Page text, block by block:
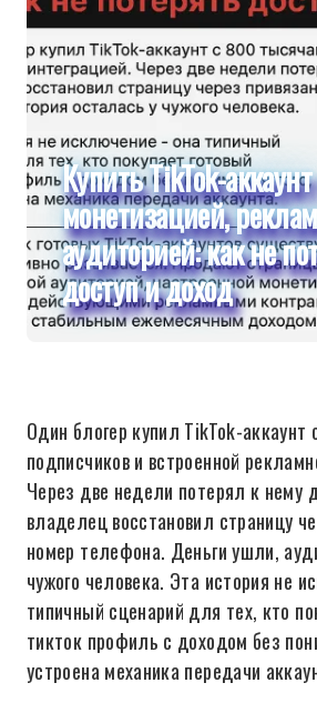
Купить TikTok-
монетизацией,
аудиторией: как не
доступ и доход
Один блогер купил TikTok-
подписчиков и встроенной
Через две недели потерял к нему
владелец восстановил страницу
номер телефона. Деньги ушли,
чужого человека. Эта история не
типичный сценарий для тех, кто
тикток профиль с доходом без
устроена механика передачи